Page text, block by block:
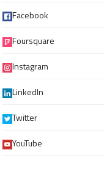
Facebook
Foursquare
Instagram
LinkedIn
Twitter
YouTube